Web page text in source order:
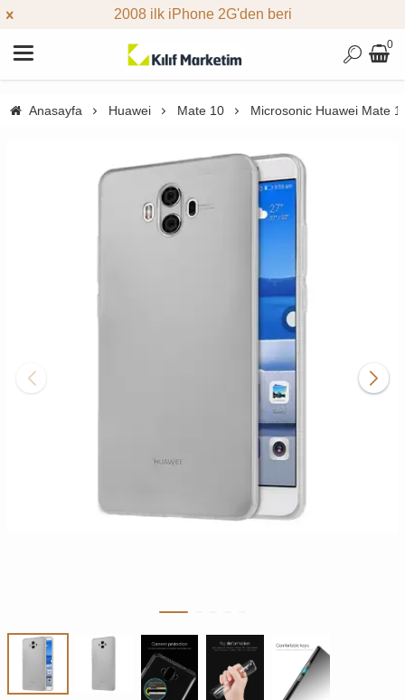
2008 ilk iPhone 2G'den beri
0
Anasayfa Huawei Mate 10 Microsonic Huawei Mate